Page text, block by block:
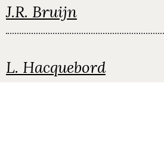
J.R. Bruijn
L. Hacquebord